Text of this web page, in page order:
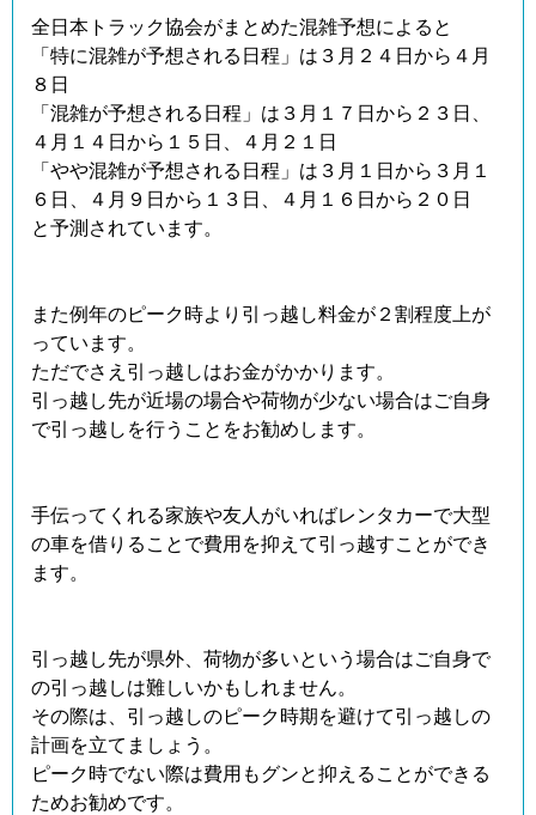
全日本トラック協会がまとめた混雑予想によると
「特に混雑が予想される日程」は３月２４日から４月
８日
「混雑が予想される日程」は３月１７日から２３日、
４月１４日から１５日、４月２１日
「やや混雑が予想される日程」は３月１日から３月１
６日、４月９日から１３日、４月１６日から２０日
と予測されています。
また例年のピーク時より引っ越し料金が２割程度上が
っています。
ただでさえ引っ越しはお金がかかります。
引っ越し先が近場の場合や荷物が少ない場合はご自身
で引っ越しを行うことをお勧めします。
手伝ってくれる家族や友人がいればレンタカーで大型
の車を借りることで費用を抑えて引っ越すことができ
ます。
引っ越し先が県外、荷物が多いという場合はご自身で
の引っ越しは難しいかもしれません。
その際は、引っ越しのピーク時期を避けて引っ越しの
計画を立てましょう。
ピーク時でない際は費用もグンと抑えることができる
ためお勧めです。